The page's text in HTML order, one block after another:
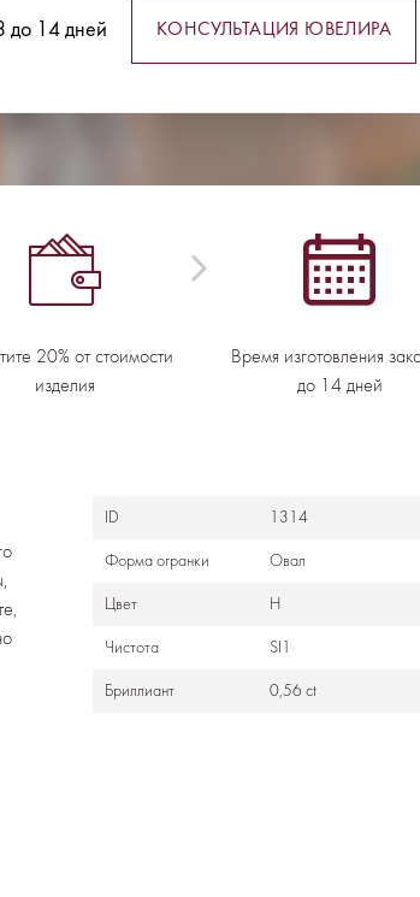
до 14 дней КОНСУЛЬТАЦИЯ ЮВЕЛИРА
20% от стоимости
изделия
Время изготовления
до 14 дней
ID 1314
Формa огранки Овал
Цвет Н
Чистота SI1
Бриллиант 0,56 ct